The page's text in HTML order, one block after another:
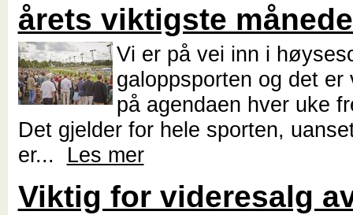
årets viktigste
Vi er på vei inn i
galoppsporten og det er
på agendaen hver uke
Det gjelder for hele sporten,
er... Les mer
Viktig for videresalg